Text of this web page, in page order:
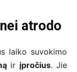
atrodo
laiko suvokimo
ir įpročius. Jie